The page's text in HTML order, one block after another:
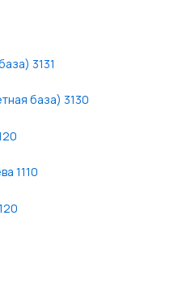
3131
база) 3130
1110